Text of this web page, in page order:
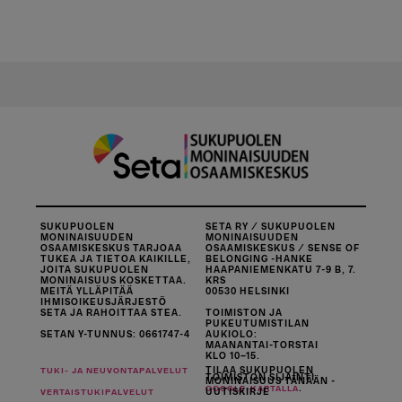
SUKUPUOLEN
MONINAISUUDEN
OSAAMISKESKUS TARJOAA
TUKEA JA TIETOA KAIKILLE,
JOITA SUKUPUOLEN
MONINAISUUS KOSKETTAA.
MEITÄ YLLÄPITÄÄ
IHMISOIKEUSJÄRJESTÖ
SETA JA RAHOITTAA STEA.
SETAN Y-TUNNUS: 0661747-4
SETA RY / SUKUPUOLEN
MONINAISUUDEN
OSAAMISKESKUS / SENSE OF
BELONGING -HANKE
HAAPANIEMENKATU 7-9 B, 7.
KRS
00530 HELSINKI
TOIMISTON JA
PUKEUTUMISTILAN
AUKIOLO:
MAANANTAI-TORSTAI
KLO 10–15.
TOIMISTON SIJAINTI
GOOGLE-KARTALLA
TUKI- JA NEUVONTAPALVELUT
VERTAISTUKIPALVELUT
TILAA SUKUPUOLEN
MONINAISUUS TÄNÄÄN -
UUTISKIRJE